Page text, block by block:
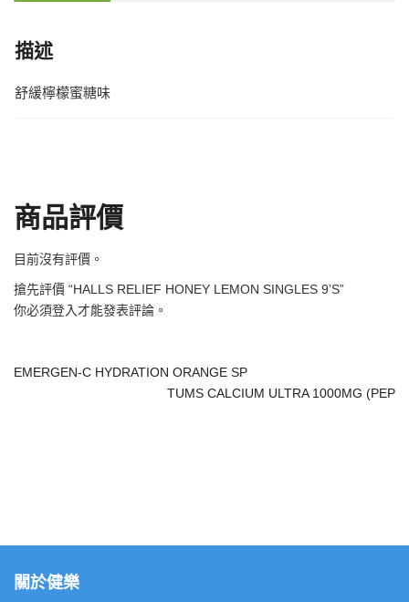
描述
舒緩檸檬蜜糖味
商品評價
目前沒有評價。
搶先評價 “HALLS RELIEF HONEY LEMON SINGLES 9’S”
你必須登入 才能發表評論。
EMERGEN-C HYDRATION ORANGE SP
TUMS CALCIUM ULTRA 1000MG (PEP
關於健樂